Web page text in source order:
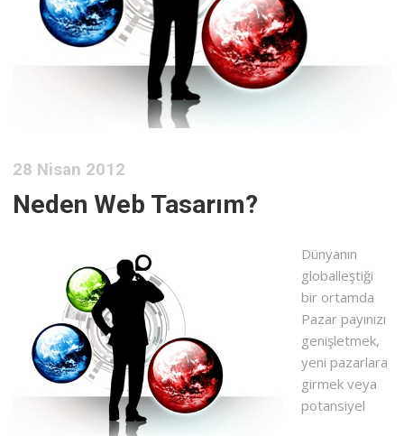
28 Nisan 2012
Neden Web Tasarım?
Dünyanın
globalleştiği
bir ortamda
Pazar payınızı
genişletmek,
yeni pazarlara
girmek veya
potansiyel